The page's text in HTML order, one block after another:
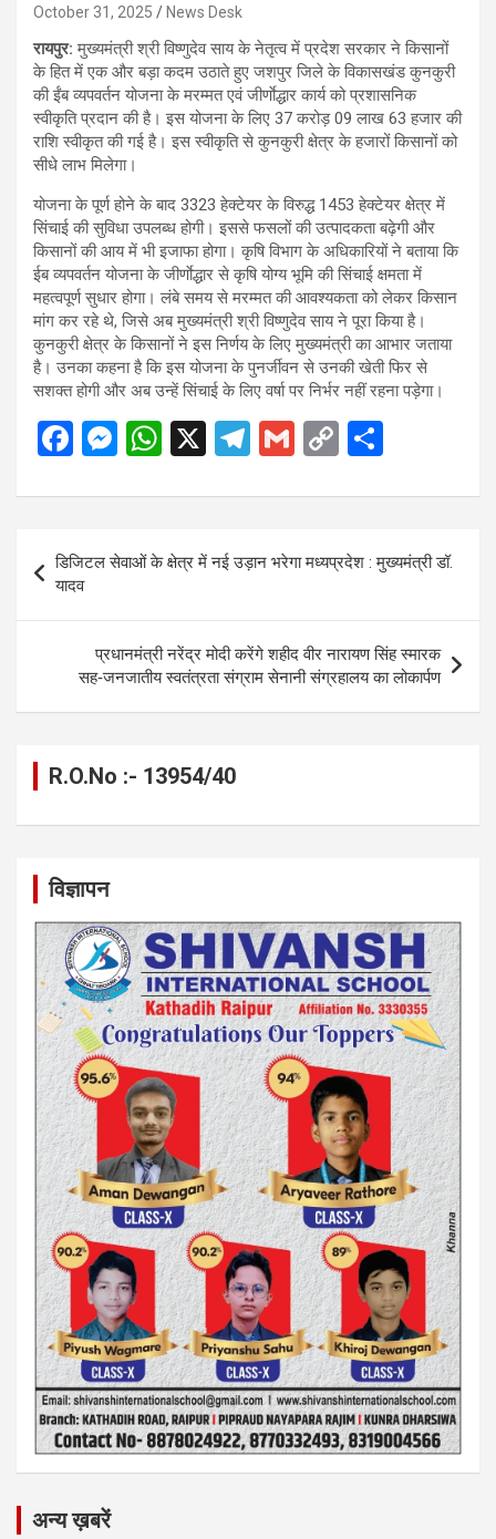
October 31, 2025 News Desk
रायपुर:मुख्यमंत्री श्री विष्णुदेव साय के नेतृत्व में प्रदेश सरकार ने किसानों
के हित में एक और बड़ा कदम उठाते हुए जशपुर जिले के विकासखंड कुनकुरी
की ईंब व्यपवर्तन योजना के मरम्मत एवं जीर्णाेद्धार कार्य को प्रशासनिक
स्वीकृति प्रदान की है। इस योजना के लिए 37 करोड़ 09 लाख 63 हजार की
राशि स्वीकृत की गई है। इस स्वीकृति से कुनकुरी क्षेत्र के हजारों किसानों को
सीधे लाभ मिलेगा।
योजना के पूर्ण होने के बाद 3323 हेक्टेयर के विरुद्ध 1453 हेक्टेयर क्षेत्र में
सिंचाई की सुविधा उपलब्ध होगी। इससे फसलों की उत्पादकता बढ़ेगी और
किसानों की आय में भी इजाफा होगा। कृषि विभाग के अधिकारियों ने बताया कि
ईब व्यपवर्तन योजना के जीर्णाेद्धार से कृषि योग्य भूमि की सिंचाई क्षमता में
महत्वपूर्ण सुधार होगा। लंबे समय से मरम्मत की आवश्यकता को लेकर किसान
मांग कर रहे थे, जिसे अब मुख्यमंत्री श्री विष्णुदेव साय ने पूरा किया है।
कुनकुरी क्षेत्र के किसानों ने इस निर्णय के लिए मुख्यमंत्री का आभार जताया
है। उनका कहना है कि इस योजना के पुनर्जीवन से उनकी खेती फिर से
सशक्त होगी और अब उन्हें सिंचाई के लिए वर्षा पर निर्भर नहीं रहना पड़ेगा।
F
ce
b
o
o
M
se
n
g
er
W
at
s
A
p
p
X
T
e
gr
a
m
G
ail
C
py
Li
n
k
ar
Post
navigation
डिजिटल सेवाओं के क्षेत्र में नई उड़ान भरेगा मध्यप्रदेश : मुख्यमंत्री डॉ.
यादव
प्रधानमंत्री नरेंद्र मोदी करेंगे शहीद वीर नारायण सिंह स्मारक
सह‑जनजातीय स्वतंत्रता संग्राम सेनानी संग्रहालय का लोकार्पण
R.O.No :- 13954/40
विज्ञापन
अन्य ख़बरें